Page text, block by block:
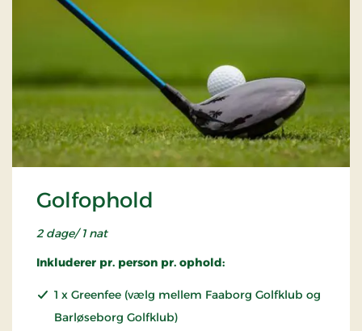
Golfophold
2 dage/ 1 nat
Inkluderer pr. person pr. ophold:
1 x Greenfee (vælg mellem Faaborg Golfklub og
Barløseborg Golfklub)